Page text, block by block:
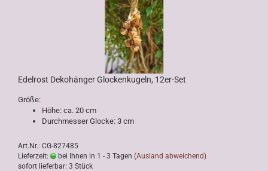
Edelrost Dekohänger Glockenkugeln, 12er-Set
Größe:
Höhe: ca. 20 cm
Durchmesser Glocke: 3 cm
Art.Nr.: CG-827485
Lieferzeit:
bei Ihnen in 1 - 3 Tagen (Ausland abweichend)
sofort lieferbar: 3 Stück